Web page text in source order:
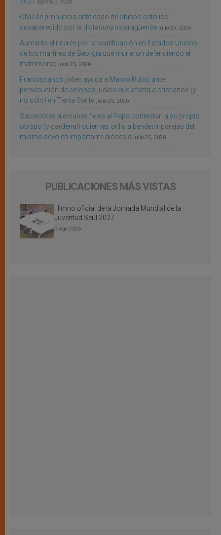
agosto 3, 2026
ONU se pronuncia ante caso de obispo católico
desaparecido por la dictadura nicaragüense julio 25, 2026
Aumenta el interés por la beatificación en Estados Unidos
de los mártires de Georgia que murieron defendiendo el
matrimonio julio 25, 2026
Franciscanos piden ayuda a Marco Rubio ante
persecución de colonos judíos que afecta a cristianos (y
no sólo) en Tierra Santa julio 25, 2026
Sacerdotes alemanes fieles al Papa contestan a su propio
obispo (y cardenal) quien les orilla a bendecir parejas del
mismo sexo en importante diócesis julio 25, 2026
PUBLICACIONES MÁS VISTAS
Himno oficial de la Jornada Mundial de la
Juventud Seúl 2027
3 Ago 2026